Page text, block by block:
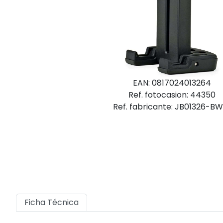
EAN: 0817024013264
Ref. fotocasion: 44350
Ref. fabricante: JB01326-
Ficha Técnica